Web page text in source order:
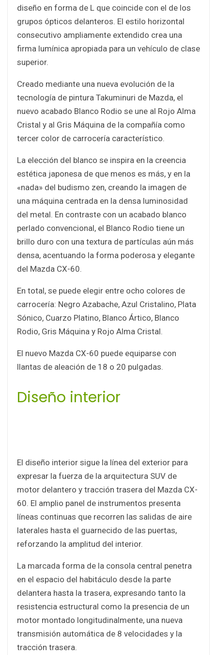
diseño en forma de L que coincide con el de los
grupos ópticos delanteros. El estilo horizontal
consecutivo ampliamente extendido crea una
firma lumínica apropiada para un vehículo de clase
superior.
Creado mediante una nueva evolución de la
tecnología de pintura Takuminuri de Mazda, el
nuevo acabado Blanco Rodio se une al Rojo Alma
Cristal y al Gris Máquina de la compañía como
tercer color de carrocería característico.
La elección del blanco se inspira en la creencia
estética japonesa de que menos es más, y en la
«nada» del budismo zen, creando la imagen de
una máquina centrada en la densa luminosidad
del metal. En contraste con un acabado blanco
perlado convencional, el Blanco Rodio tiene un
brillo duro con una textura de partículas aún más
densa, acentuando la forma poderosa y elegante
del Mazda CX-60.
En total, se puede elegir entre ocho colores de
carrocería: Negro Azabache, Azul Cristalino, Plata
Sónico, Cuarzo Platino, Blanco Ártico, Blanco
Rodio, Gris Máquina y Rojo Alma Cristal.
El nuevo Mazda CX-60 puede equiparse con
llantas de aleación de 18 o 20 pulgadas.
Diseño interior
El diseño interior sigue la línea del exterior para
expresar la fuerza de la arquitectura SUV de
motor delantero y tracción trasera del Mazda CX-
60. El amplio panel de instrumentos presenta
líneas continuas que recorren las salidas de aire
laterales hasta el guarnecido de las puertas,
reforzando la amplitud del interior.
La marcada forma de la consola central penetra
en el espacio del habitáculo desde la parte
delantera hasta la trasera, expresando tanto la
resistencia estructural como la presencia de un
motor montado longitudinalmente, una nueva
transmisión automática de 8 velocidades y la
tracción trasera.